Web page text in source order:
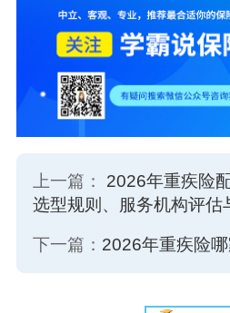
上一篇： 2026年重疾险
选型规则、服务机构评估
下一篇： 2026年重疾险哪家靠谱？国内主流